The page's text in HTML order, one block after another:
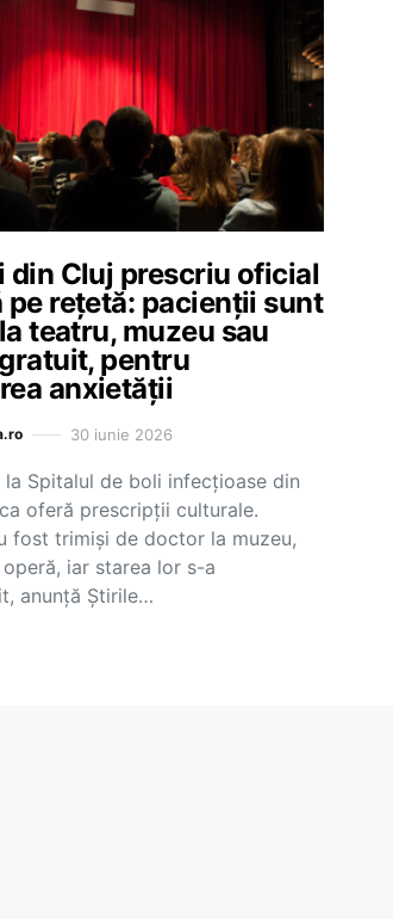
din Cluj prescriu oficial
rețetă: pacienții sunt
teatru, muzeu sau
pentru
anxietății
30 iunie 2026
la Spitalul de boli infecțioase din
oferă prescripții culturale.
fost trimiși de doctor la muzeu,
iar starea lor s-a
anunță Știrile…